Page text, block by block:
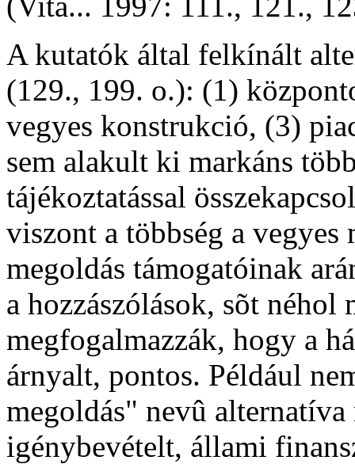
A kutatók által felkínált
(129., 199. o.): (1)
vegyes konstrukció, (3)
sem alakult ki markáns
tájékoztatással
viszont a többség a vegyes
megoldás támogatóinak
a hozzászólások, sõt néhol
megfogalmazzák, hogy a
árnyalt, pontos. Például
megoldás" nevû
igénybevételt, állami